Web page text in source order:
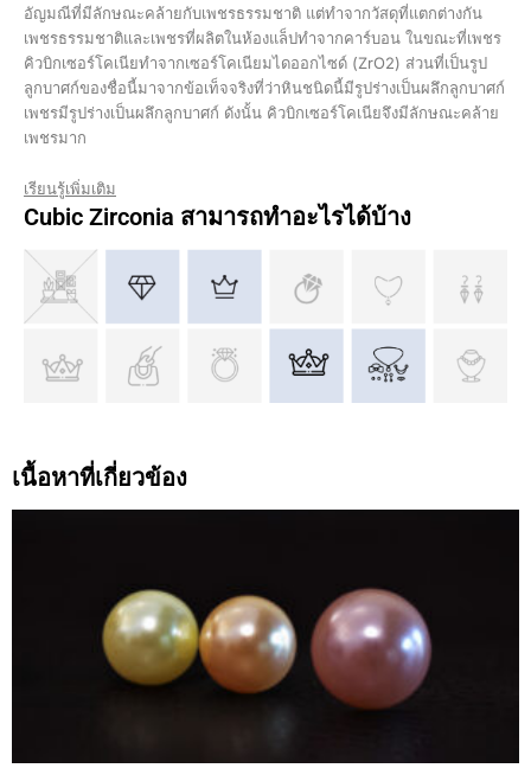
อัญมณีที่มีลักษณะคล้ายกับเพชรธรรมชาติ แต่ทำจากวัสดุที่แตกต่างกัน
เพชรธรรมชาติและเพชรที่ผลิตในห้องแล็ปทำจากคาร์บอน ในขณะที่เพชร
คิวบิกเซอร์โคเนียทำจากเซอร์โคเนียมไดออกไซด์ (ZrO2) ส่วนที่เป็นรูป
ลูกบาศก์ของชื่อนี้มาจากข้อเท็จจริงที่ว่าหินชนิดนี้มีรูปร่างเป็นผลึกลูกบาศก์
เพชรมีรูปร่างเป็นผลึกลูกบาศก์ ดังนั้น คิวบิกเซอร์โคเนียจึงมีลักษณะคล้าย
เพชรมาก
เรียนรู้เพิ่มเติม
Cubic Zirconia สามารถทำอะไรได้บ้าง
เนื้อหาที่เกี่ยวข้อง